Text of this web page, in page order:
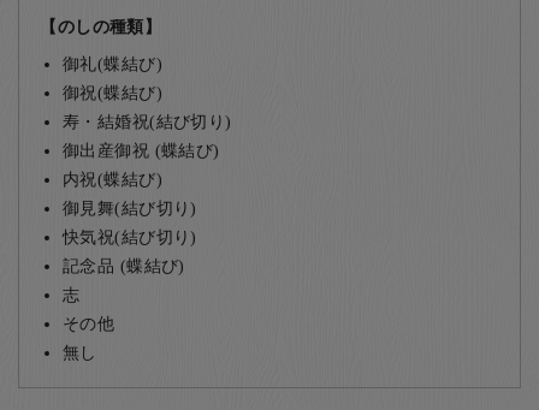
【のしの種類】
御礼(蝶結び)
御祝(蝶結び)
寿・結婚祝(結び切り)
御出産御祝 (蝶結び)
内祝(蝶結び)
御見舞(結び切り)
快気祝(結び切り)
記念品 (蝶結び)
志
その他
無し